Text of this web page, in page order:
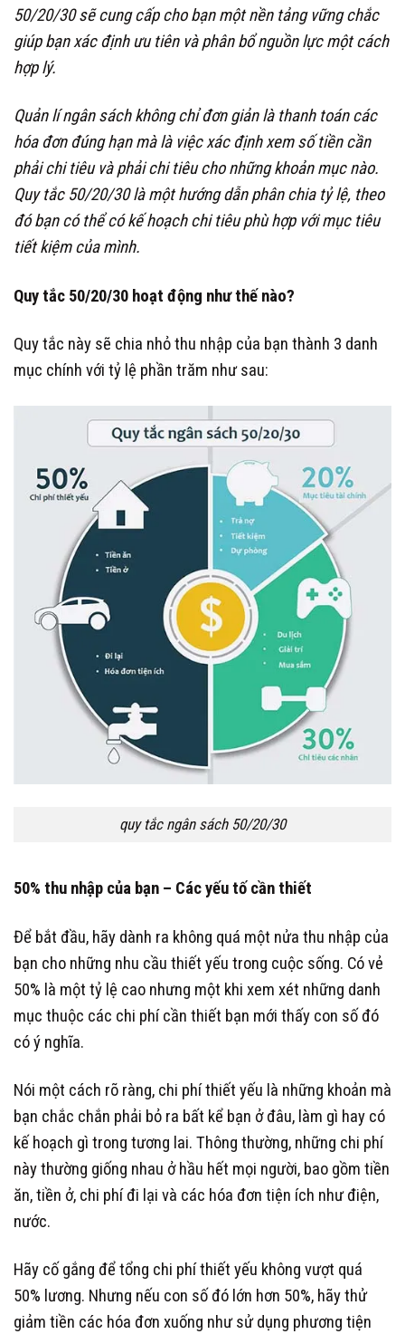
50/20/30 sẽ cung cấp cho bạn một nền tảng vững chắc
giúp bạn xác định ưu tiên và phân bổ nguồn lực một cách
hợp lý.
Quản lí ngân sách không chỉ đơn giản là thanh toán các
hóa đơn đúng hạn mà là việc xác định xem số tiền cần
phải chi tiêu và phải chi tiêu cho những khoản mục nào.
Quy tắc 50/20/30 là một hướng dẫn phân chia tỷ lệ, theo
đó bạn có thể có kế hoạch chi tiêu phù hợp với mục tiêu
tiết kiệm của mình.
Quy tắc 50/20/30 hoạt động như thế nào?
Quy tắc này sẽ chia nhỏ thu nhập của bạn thành 3 danh
mục chính với tỷ lệ phần trăm như sau:
quy tắc ngân sách 50/20/30
50% thu nhập của bạn – Các yếu tố cần thiết
Để bắt đầu, hãy dành ra không quá một nửa thu nhập của
bạn cho những nhu cầu thiết yếu trong cuộc sống. Có vẻ
50% là một tỷ lệ cao nhưng một khi xem xét những danh
mục thuộc các chi phí cần thiết bạn mới thấy con số đó
có ý nghĩa.
Nói một cách rõ ràng, chi phí thiết yếu là những khoản mà
bạn chắc chắn phải bỏ ra bất kể bạn ở đâu, làm gì hay có
kế hoạch gì trong tương lai. Thông thường, những chi phí
này thường giống nhau ở hầu hết mọi người, bao gồm tiền
ăn, tiền ở, chi phí đi lại và các hóa đơn tiện ích như điện,
nước.
Hãy cố gắng để tổng chi phí thiết yếu không vượt quá
50% lương. Nhưng nếu con số đó lớn hơn 50%, hãy thử
giảm tiền các hóa đơn xuống như sử dụng phương tiện